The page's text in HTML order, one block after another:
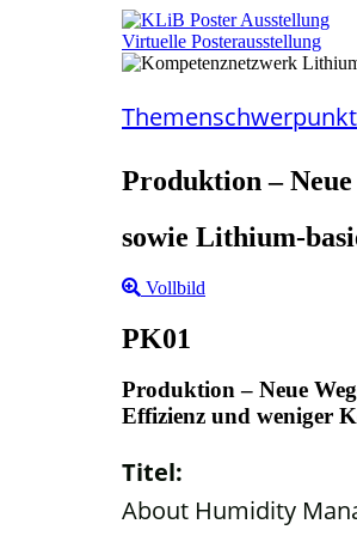
Virtuelle Posterausstellung
Produktion –
sowie Lithium-
Vollbild
PK01
Produktion – Neue
Effizienz und weniger
Titel:
About Humidity